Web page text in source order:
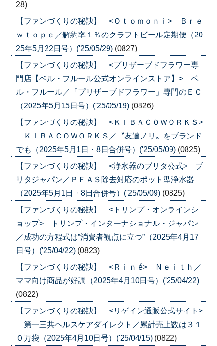
28)
【ファンづくりの秘訣】 <Ｏｔｏｍｏｎｉ> Ｂｒｅ
ｗｔｏｐｅ／解約率１％のクラフトビール定期便（20
25年5月22日号）('25/05/29) (0827)
【ファンづくりの秘訣】 <プリザーブドフラワー専
門店【ベル・フルール公式オンラインストア】> ベ
ル・フルール／「プリザーブドフラワー」専門のＥＣ
（2025年5月15日号）('25/05/19) (0826)
【ファンづくりの秘訣】 <ＫＩＢＡＣＯＷＯＲＫＳ>
ＫＩＢＡＣＯＷＯＲＫＳ／〝友達ノリ〟をブランド
でも（2025年5月1日・8日合併号）('25/05/09) (0825)
【ファンづくりの秘訣】 <浄水器のブリタ公式> ブ
リタジャパン／ＰＦＡＳ除去対応のポット型浄水器
（2025年5月1日・8日合併号）('25/05/09) (0825)
【ファンづくりの秘訣】 <トリンプ・オンラインシ
ョップ> トリンプ・インターナショナル・ジャパン
／成功の方程式は”消費者観点に立つ”（2025年4月17
日号）('25/04/22) (0823)
【ファンづくりの秘訣】 <Ｒｉｎ é> Ｎｅｉｔｈ／
ママ向け商品が好調（2025年4月10日号）('25/04/22)
(0822)
【ファンづくりの秘訣】 <リゲイン通販公式サイト>
第一三共ヘルスケアダイレクト／累計売上数は３１
０万袋（2025年4月10日号）('25/04/15) (0822)